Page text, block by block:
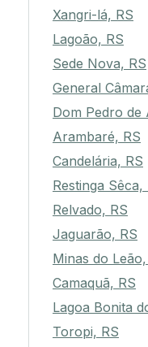
Xangri-lá, RS
Lagoão, RS
Sede Nova, RS
General
Dom Pedro de
Arambaré, RS
Candelária, RS
Restinga Sêca,
Relvado, RS
Jaguarão, RS
Minas do
Camaquã, RS
Lagoa Bonita
Toropi, RS